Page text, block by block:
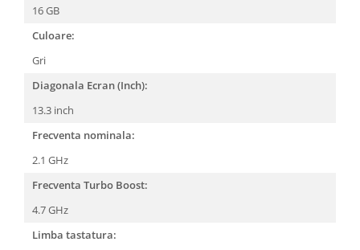
16 GB
Culoare:
Gri
Diagonala Ecran (Inch):
13.3 inch
Frecventa nominala:
2.1 GHz
Frecventa Turbo Boost:
4.7 GHz
Limba tastatura: